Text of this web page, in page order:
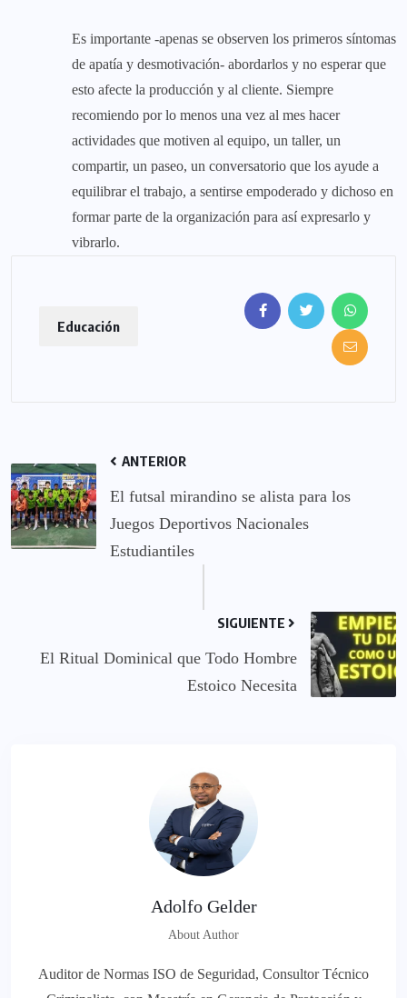
Es importante -apenas se observen los primeros síntomas
de apatía y desmotivación- abordarlos y no esperar que
esto afecte la producción y al cliente. Siempre
recomiendo por lo menos una vez al mes hacer
actividades que motiven al equipo, un taller, un
compartir, un paseo, un conversatorio que los ayude a
equilibrar el trabajo, a sentirse empoderado y dichoso en
formar parte de la organización para así expresarlo y
vibrarlo.
Educación
ANTERIOR
El futsal mirandino se alista para los
Juegos Deportivos Nacionales
Estudiantiles
SIGUIENTE
El Ritual Dominical que Todo Hombre
Estoico Necesita
Adolfo Gelder
About Author
Auditor de Normas ISO de Seguridad, Consultor Técnico